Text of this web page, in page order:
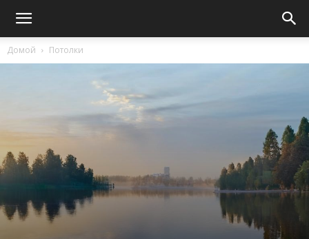
Домой Потолки